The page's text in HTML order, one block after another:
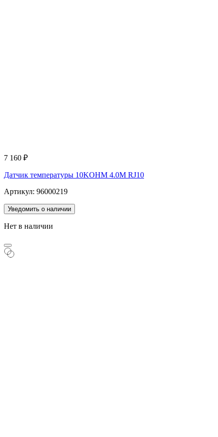
7 160 ₽
Датчик температуры 10KOHM 4.0M RJ10
Артикул: 96000219
Уведомить о наличии
Нет в наличии